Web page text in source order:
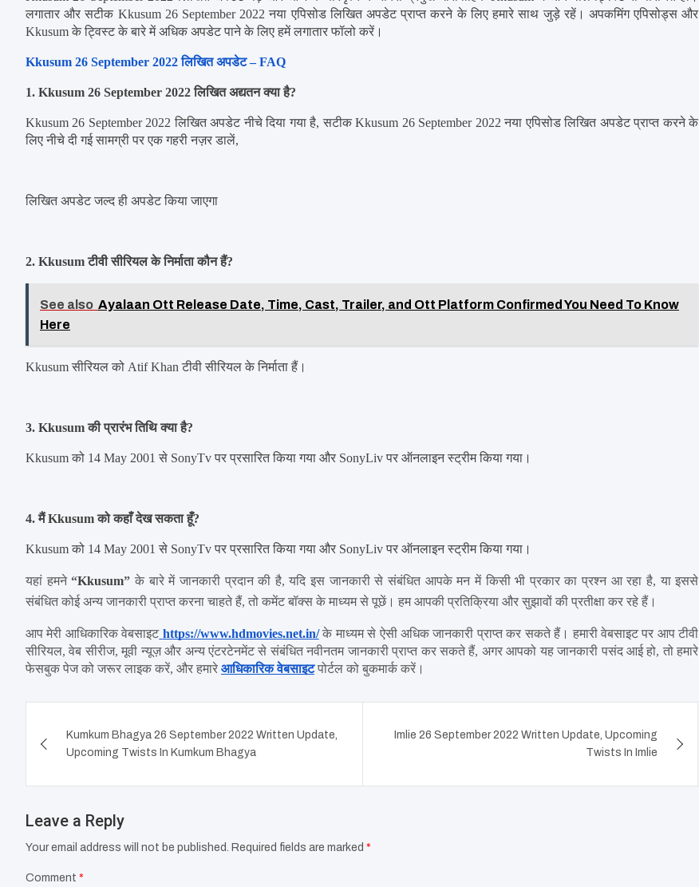
लगातार और सटीक Kkusum 26 September 2022 नया एपिसोड लिखित अपडेट प्राप्त करने के लिए हमारे साथ जुड़े रहें। अपकमिंग एपिसोड्स और
Kkusum के ट्विस्ट के बारे में अधिक अपडेट पाने के लिए हमें लगातार फॉलो करें।
Kkusum 26 September 2022 लिखित अपडेट – FAQ
1. Kkusum 26 September 2022 लिखित अद्यतन क्या है?
Kkusum 26 September 2022 लिखित अपडेट नीचे दिया गया है, सटीक Kkusum 26 September 2022 नया एपिसोड लिखित अपडेट प्राप्त करने के
लिए नीचे दी गई सामग्री पर एक गहरी नज़र डालें,
लिखित अपडेट जल्द ही अपडेट किया जाएगा
2. Kkusum टीवी सीरियल के निर्माता कौन हैं?
See also Ayalaan Ott Release Date, Time, Cast, Trailer, and Ott Platform Confirmed You Need To Know
Here
Kkusum सीरियल को Atif Khan टीवी सीरियल के निर्माता हैं।
3. Kkusum की प्रारंभ तिथि क्या है?
Kkusum को 14 May 2001 से SonyTv पर प्रसारित किया गया और SonyLiv पर ऑनलाइन स्ट्रीम किया गया।
4. मैं Kkusum को कहाँ देख सकता हूँ?
Kkusum को 14 May 2001 से SonyTv पर प्रसारित किया गया और SonyLiv पर ऑनलाइन स्ट्रीम किया गया।
यहां हमने “Kkusum” के बारे में जानकारी प्रदान की है, यदि इस जानकारी से संबंधित आपके मन में किसी भी प्रकार का प्रश्न आ रहा है, या इससे
संबंधित कोई अन्य जानकारी प्राप्त करना चाहते हैं, तो कमेंट बॉक्स के माध्यम से पूछें। हम आपकी प्रतिक्रिया और सुझावों की प्रतीक्षा कर रहे हैं।
आप मेरी आधिकारिक वेबसाइट https://www.hdmovies.net.in/ के माध्यम से ऐसी अधिक जानकारी प्राप्त कर सकते हैं। हमारी वेबसाइट पर आप टीवी
सीरियल, वेब सीरीज, मूवी न्यूज़ और अन्य एंटरटेनमेंट से संबंधित नवीनतम जानकारी प्राप्त कर सकते हैं, अगर आपको यह जानकारी पसंद आई हो, तो हमारे
फेसबुक पेज को जरूर लाइक करें, और हमारे आधिकारिक वेबसाइट पोर्टल को बुकमार्क करें।
navigation
Kumkum Bhagya 26 September 2022 Written Update,
Upcoming Twists In Kumkum Bhagya
Imlie 26 September 2022 Written Update, Upcoming
Twists In Imlie
Leave a Reply
Your email address will not be published. Required fields are marked *
Comment *